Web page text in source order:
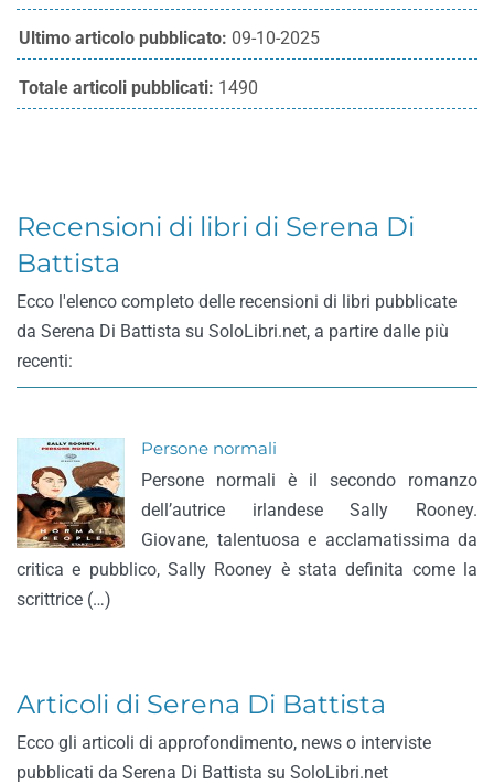
Ultimo articolo pubblicato: 09-10-2025
Totale articoli pubblicati: 1490
Recensioni di libri di Serena Di
Battista
Ecco l'elenco completo delle recensioni di libri pubblicate
da Serena Di Battista su SoloLibri.net, a partire dalle più
recenti:
Persone normali
Persone normali è il secondo romanzo
dell’autrice irlandese Sally Rooney.
Giovane, talentuosa e acclamatissima da
critica e pubblico, Sally Rooney è stata definita come la
scrittrice (…)
Articoli di Serena Di Battista
Ecco gli articoli di approfondimento, news o interviste
pubblicati da Serena Di Battista su SoloLibri.net